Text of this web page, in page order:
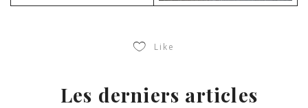
Like
Les derniers articles